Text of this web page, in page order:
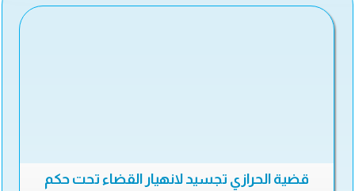
قضية الحرازي تجسيد لانهيار القضاء تحت حكم